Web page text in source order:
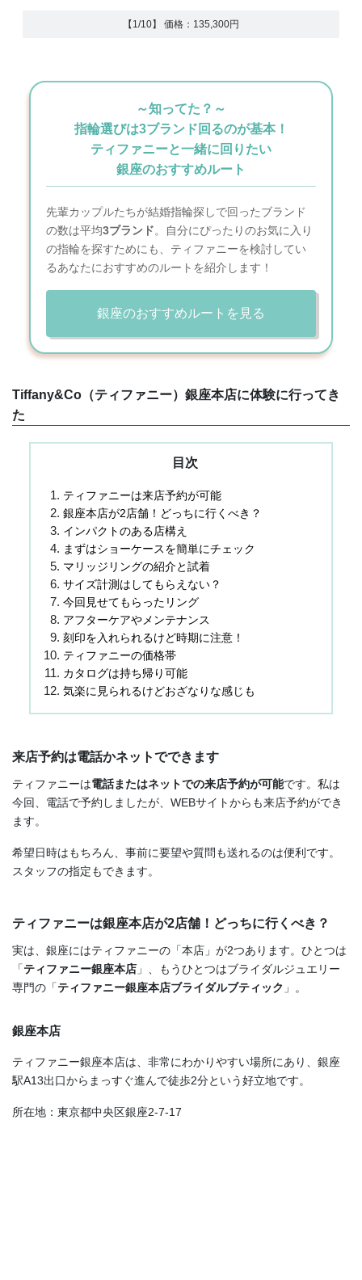
【1/10】 価格：135,300円
～知ってた？～
指輪選びは3ブランド回るのが基本！
ティファニーと一緒に回りたい
銀座のおすすめルート
先輩カップルたちが結婚指輪探しで回ったブランド
の数は平均3ブランド。自分にぴったりのお気に入り
の指輪を探すためにも、ティファニーを検討してい
るあなたにおすすめのルートを紹介します！
銀座のおすすめルートを見る
Tiffany&Co（ティファニー）銀座本店に体験に行ってき
た
目次
ティファニーは来店予約が可能
銀座本店が2店舗！どっちに行くべき？
インパクトのある店構え
まずはショーケースを簡単にチェック
マリッジリングの紹介と試着
サイズ計測はしてもらえない？
今回見せてもらったリング
アフターケアやメンテナンス
刻印を入れられるけど時期に注意！
ティファニーの価格帯
カタログは持ち帰り可能
気楽に見られるけどおざなりな感じも
来店予約は電話かネットでできます
ティファニーは電話またはネットでの来店予約が可能です。私は
今回、電話で予約しましたが、WEBサイトからも来店予約ができ
ます。
希望日時はもちろん、事前に要望や質問も送れるのは便利です。
スタッフの指定もできます。
ティファニーは銀座本店が2店舗！どっちに行くべき？
実は、銀座にはティファニーの「本店」が2つあります。ひとつは
「ティファニー銀座本店 」、もうひとつはブライダルジュエリー
専門の「ティファニー銀座本店ブライダルブティック 」。
銀座本店
ティファニー銀座本店は、非常にわかりやすい場所にあり、銀座
駅A13出口からまっすぐ進んで徒歩2分という好立地です。
所在地：東京都中央区銀座2-7-17